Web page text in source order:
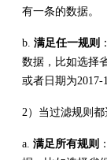
有一条的数据。
b. 满足任一规则
数据，比如选择
或者日期为2017-
2）当过滤规则都
a. 满足所有规则